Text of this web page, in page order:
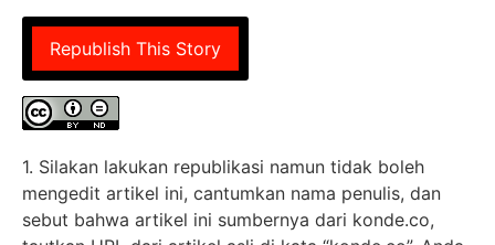
Republish This Story
1. Silakan lakukan republikasi namun tidak boleh
mengedit artikel ini, cantumkan nama penulis, dan
sebut bahwa artikel ini sumbernya dari konde.co,